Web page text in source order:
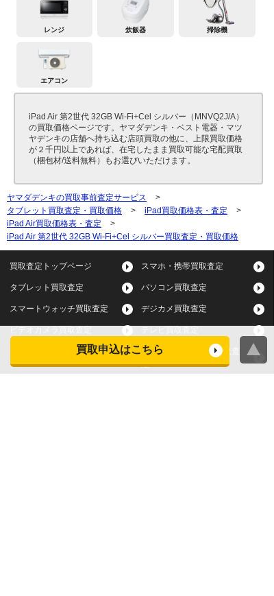
買取申込はこちら
レンジ 炊飯器 掃除機
エアコン
iPad Air 第2世代 32GB Wi-Fi+Cel シルバー（MNVQ2J/A）
の買取価格ページです。ヤマダデンキ・ベスト電器・マツ
ヤデンキの店舗へ持ち込む店頭買取の他に、上限買取価格
が２千円以上であれば、在宅したまま買取可能な宅配買取
（梱包材/送料無料）もお選びいただけます。
ヤマダデンキの買取事前査定サービス
>
タブレット買取査定・買取価格
> iPad買取価格表・査定
>
iPad Air買取価格表・査定
>
iPad Air 第2世代 32GB Wi-Fi+Cel シルバー買取査定・買取価格
買取査定トップページ スマホ・携帯買取査定
タブレット買取査定 パソコン買取査定
スマートウォッチ買取査定 デジカメ買取査定
洗濯機・衣類乾燥機買取査
定